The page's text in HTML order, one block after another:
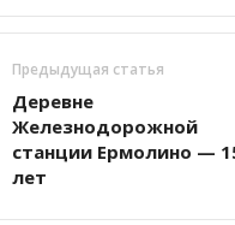
Предыдущая статья
Деревне
Железнодорожной
станции Ермолино —
лет